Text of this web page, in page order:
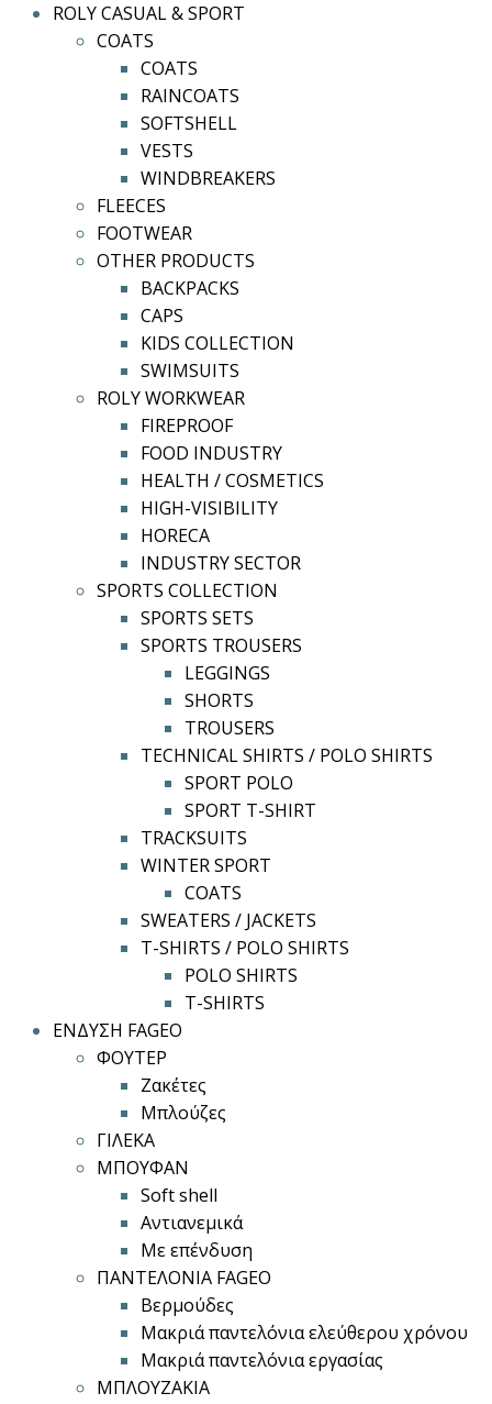
ROLY CASUAL & SPORT
COATS
COATS
RAINCOATS
SOFTSHELL
VESTS
WINDBREAKERS
FLEECES
FOOTWEAR
OTHER PRODUCTS
BACKPACKS
CAPS
KIDS COLLECTION
SWIMSUITS
ROLY WORKWEAR
FIREPROOF
FOOD INDUSTRY
HEALTH / COSMETICS
HIGH-VISIBILITY
HORECA
INDUSTRY SECTOR
SPORTS COLLECTION
SPORTS SETS
SPORTS TROUSERS
LEGGINGS
SHORTS
TROUSERS
TECHNICAL SHIRTS / POLO SHIRTS
SPORT POLO
SPORT T-SHIRT
TRACKSUITS
WINTER SPORT
COATS
SWEATERS / JACKETS
T-SHIRTS / POLO SHIRTS
POLO SHIRTS
T-SHIRTS
ΕΝΔΥΣΗ FAGEO
ΦΟΥΤΕΡ
Ζακέτες
Μπλούζες
ΓΙΛΕΚΑ
ΜΠΟΥΦΑΝ
Soft shell
Αντιανεμικά
Με επένδυση
ΠΑΝΤΕΛΟΝΙΑ FAGEO
Βερμούδες
Μακριά παντελόνια ελεύθερου χρόνου
Μακριά παντελόνια εργασίας
ΜΠΛΟΥΖΑΚΙΑ